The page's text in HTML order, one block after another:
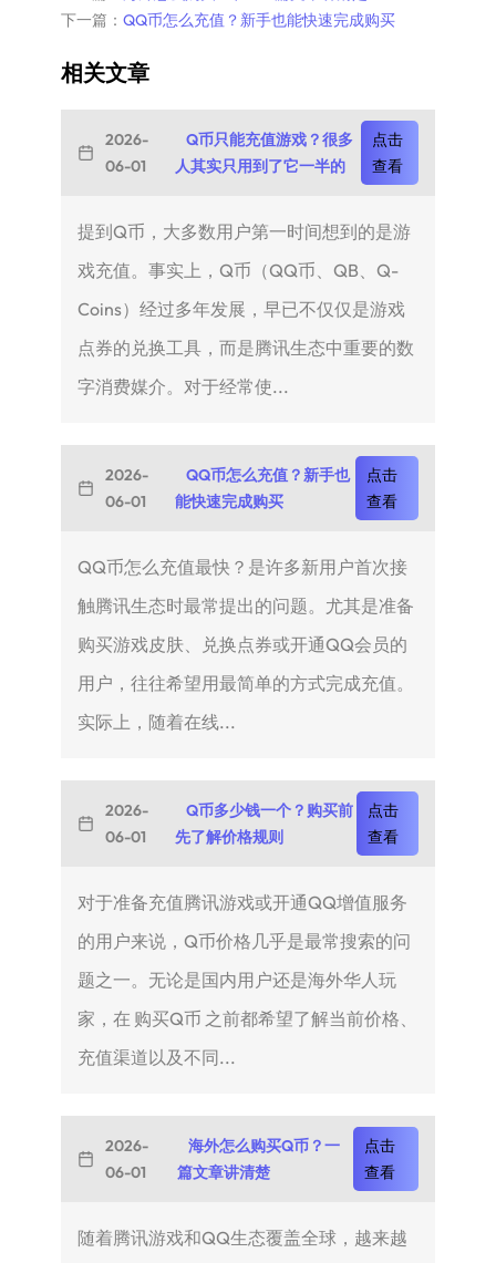
下一篇： QQ币怎么充值？新手也能快速完成购买
相关文章
2026-
06-01
Q币只能充值游戏？很多
人其实只用到了它一半的
点击
查看
提到Q币，大多数用户第一时间想到的是游
戏充值。事实上，Q币（QQ币、QB、Q-
Coins）经过多年发展，早已不仅仅是游戏
点券的兑换工具，而是腾讯生态中重要的数
字消费媒介。对于经常使...
2026-
06-01
QQ币怎么充值？新手也
能快速完成购买
点击
查看
QQ币怎么充值最快？是许多新用户首次接
触腾讯生态时最常提出的问题。尤其是准备
购买游戏皮肤、兑换点券或开通QQ会员的
用户，往往希望用最简单的方式完成充值。
实际上，随着在线...
2026-
06-01
Q币多少钱一个？购买前
先了解价格规则
点击
查看
对于准备充值腾讯游戏或开通QQ增值服务
的用户来说，Q币价格几乎是最常搜索的问
题之一。无论是国内用户还是海外华人玩
家，在 购买Q币 之前都希望了解当前价格、
充值渠道以及不同...
2026-
06-01
海外怎么购买Q币？一
篇文章讲清楚
点击
查看
随着腾讯游戏和QQ生态覆盖全球，越来越